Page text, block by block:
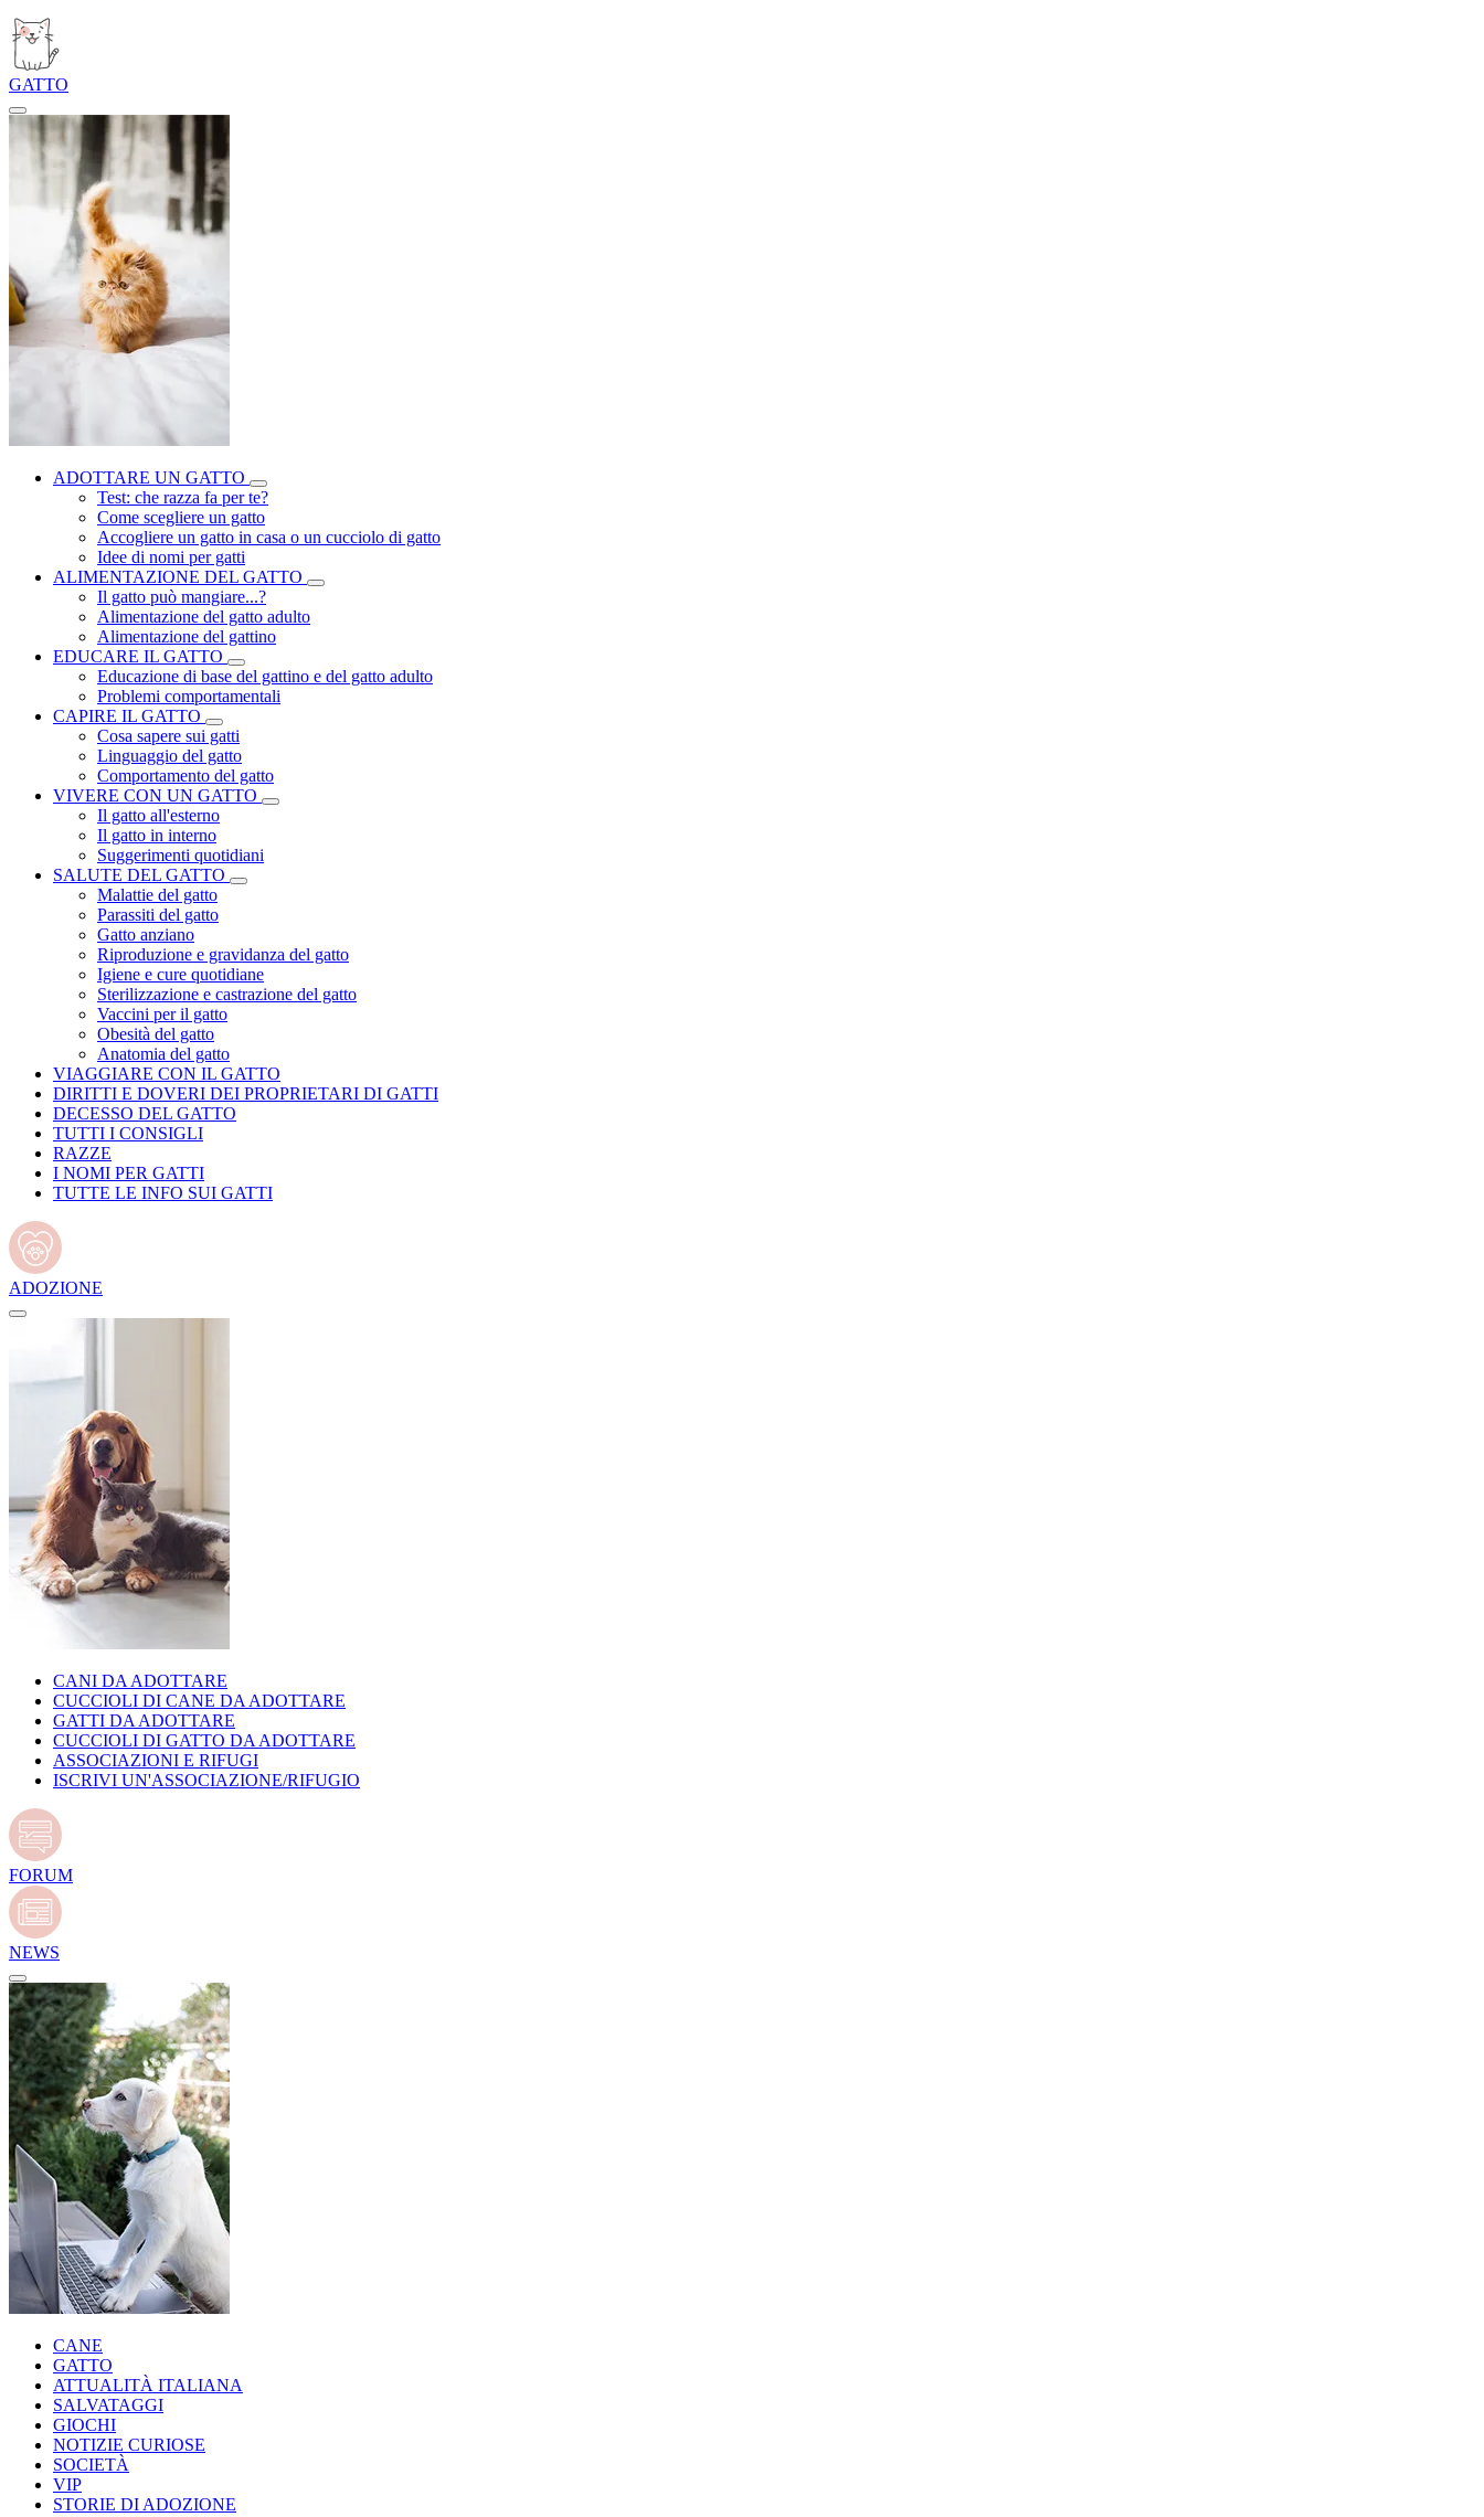
GATTO
ADOTTARE UN GATTO
Test: che razza fa per te?
Come scegliere un gatto
Accogliere un gatto in casa o un cucciolo di gatto
Idee di nomi per gatti
ALIMENTAZIONE DEL GATTO
Il gatto può mangiare...?
Alimentazione del gatto adulto
Alimentazione del gattino
EDUCARE IL GATTO
Educazione di base del gattino e del gatto adulto
Problemi comportamentali
CAPIRE IL GATTO
Cosa sapere sui gatti
Linguaggio del gatto
Comportamento del gatto
VIVERE CON UN GATTO
Il gatto all'esterno
Il gatto in interno
Suggerimenti quotidiani
SALUTE DEL GATTO
Malattie del gatto
Parassiti del gatto
Gatto anziano
Riproduzione e gravidanza del gatto
Igiene e cure quotidiane
Sterilizzazione e castrazione del gatto
Vaccini per il gatto
Obesità del gatto
Anatomia del gatto
VIAGGIARE CON IL GATTO
DIRITTI E DOVERI DEI PROPRIETARI DI GATTI
DECESSO DEL GATTO
TUTTI I CONSIGLI
RAZZE
I NOMI PER GATTI
TUTTE LE INFO SUI GATTI
ADOZIONE
CANI DA ADOTTARE
CUCCIOLI DI CANE DA ADOTTARE
GATTI DA ADOTTARE
CUCCIOLI DI GATTO DA ADOTTARE
ASSOCIAZIONI E RIFUGI
ISCRIVI UN'ASSOCIAZIONE/RIFUGIO
FORUM
NEWS
CANE
GATTO
ATTUALITÀ ITALIANA
SALVATAGGI
GIOCHI
NOTIZIE CURIOSE
SOCIETÀ
VIP
STORIE DI ADOZIONE